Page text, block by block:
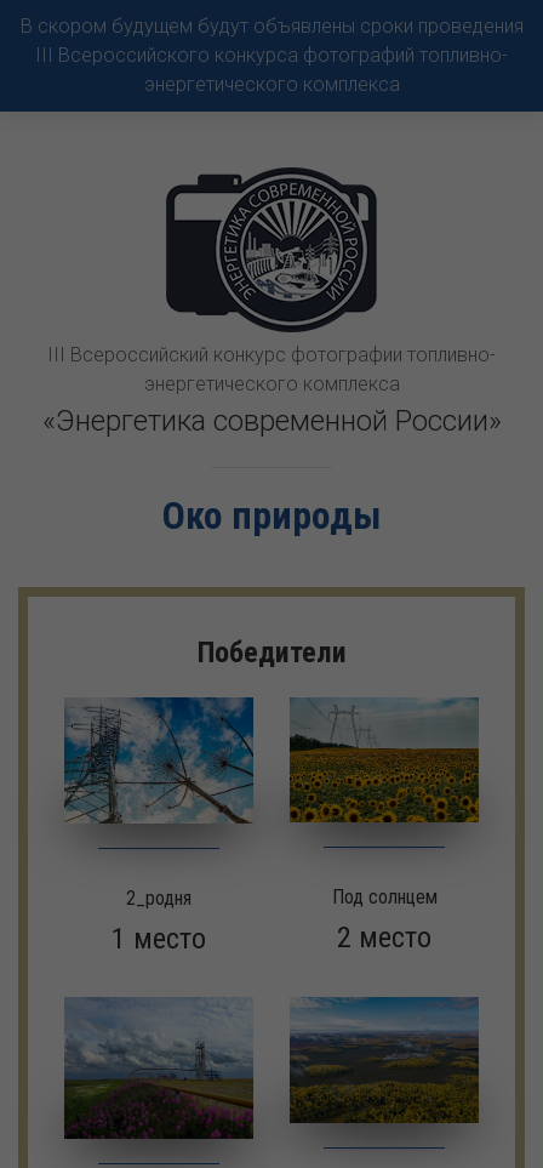
В скором будущем будут объявлены сроки проведения
III Всероссийского конкурса фотографий топливно-
энергетического комплекса
III Всероссийский конкурс фотографии топливно-
энергетического комплекса
«Энергетика современной России»
Око природы
Победители
2_родня
1 место
Под солнцем
2 место